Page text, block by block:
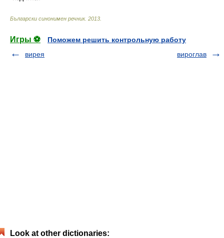
Български синонимен речник. 2013
Игры ⚽
Поможем решить контрольную работу
вирея
вироглав
Look at other dictionaries: